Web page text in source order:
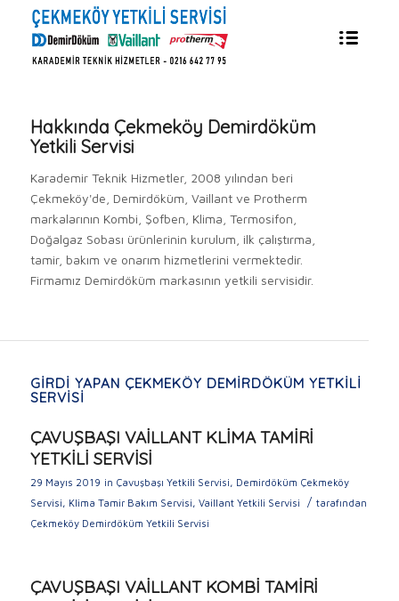
Hakkında Çekmeköy Demirdöküm
Yetkili Servisi
Karademir Teknik Hizmetler, 2008 yılından beri
Çekmeköy'de, Demirdöküm, Vaillant ve Protherm
markalarının Kombi, Şofben, Klima, Termosifon,
Doğalgaz Sobası ürünlerinin kurulum, ilk çalıştırma,
tamir, bakım ve onarım hizmetlerini vermektedir.
Firmamız Demirdöküm markasının yetkili servisidir.
GIRDI YAPAN ÇEKMEKÖY DEMIRDÖKÜM YETKILI
SERVISI
ÇAVUŞBAŞI VAİLLANT KLİMA TAMİRİ
YETKİLİ SERVİSİ
29 Mayıs 2019 in Çavuşbaşı Yetkili Servisi, Demirdöküm Çekmeköy
Servisi, Klima Tamir Bakım Servisi, Vaillant Yetkili Servisi / tarafından
Çekmeköy Demirdöküm Yetkili Servisi
ÇAVUŞBAŞI VAİLLANT KOMBİ TAMİRİ